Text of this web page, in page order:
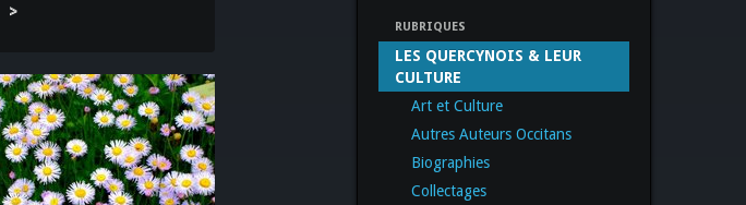
>
RUBRIQUES
LES QUERCYNOIS & LEUR
CULTURE
Art et Culture
Autres Auteurs Occitans
Biographies
Collectages